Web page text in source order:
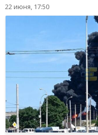
22 июня, 17:50